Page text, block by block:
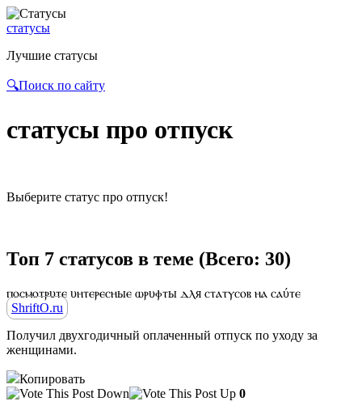
статусы
Лучшие статусы
🔍Поиск по сайту
статусы про отпуск
Выберите статус про отпуск!
Топ 7 статусов в теме (Всего: 30)
ⲡⲟⲥⲙⲟⲧⲣυⲧⲉ υⲏⲧⲉⲣⲉⲥⲏыⲉ ⲱⲣυⲫⲧы ⲇⲗя ⲥⲧⲁⲧⲩⲥⲟⲃ ⲏⲁ ⲥⲁύⲧⲉ
ShriftO.ru
Получил двухгодичный оплаченный отпуск по уходу за
женщинами.
Копировать
0